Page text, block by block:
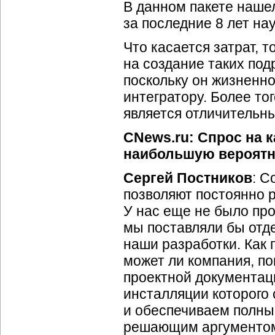
В данном пакете
за последние 8 лет
Что касается затрат,
на создание таких
поскольку он
интегратору. Более
является
CNews.ru: Спрос на
наибольшую
Сергей Постников:
позволяют
У нас еще не было
мы поставляли бы
наши разработки. Как
может ли компания,
проектной
инсталляции
и обеспечиваем
решающим